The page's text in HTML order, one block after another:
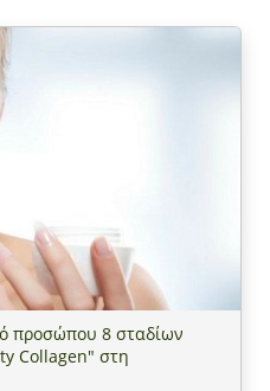
προσώπου 8 σταδίων
Collagen" στη